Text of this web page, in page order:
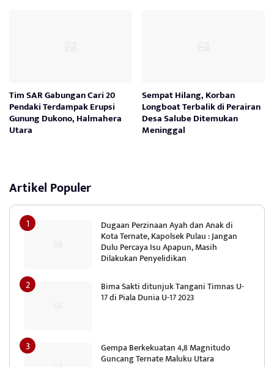
Tim SAR Gabungan Cari 20
Pendaki Terdampak Erupsi
Gunung Dukono, Halmahera
Utara
Sempat Hilang, Korban
Longboat Terbalik di Perairan
Desa Salube Ditemukan
Meninggal
Artikel Populer
Dugaan Perzinaan Ayah dan Anak di
Kota Ternate, Kapolsek Pulau : Jangan
Dulu Percaya Isu Apapun, Masih
Dilakukan Penyelidikan
Bima Sakti ditunjuk Tangani Timnas U-
17 di Piala Dunia U-17 2023
Gempa Berkekuatan 4,8 Magnitudo
Guncang Ternate Maluku Utara